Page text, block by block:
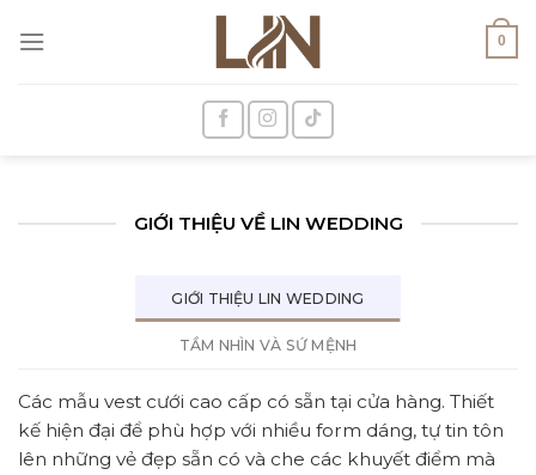
0
GIỚI THIỆU VỀ LIN WEDDING
GIỚI THIỆU LIN WEDDING
TẦM NHÌN VÀ SỨ MỆNH
Các mẫu vest cưới cao cấp có sẵn tại cửa hàng. Thiết
kế hiện đại để phù hợp với nhiều form dáng, tự tin tôn
lên những vẻ đẹp sẵn có và che các khuyết điểm mà